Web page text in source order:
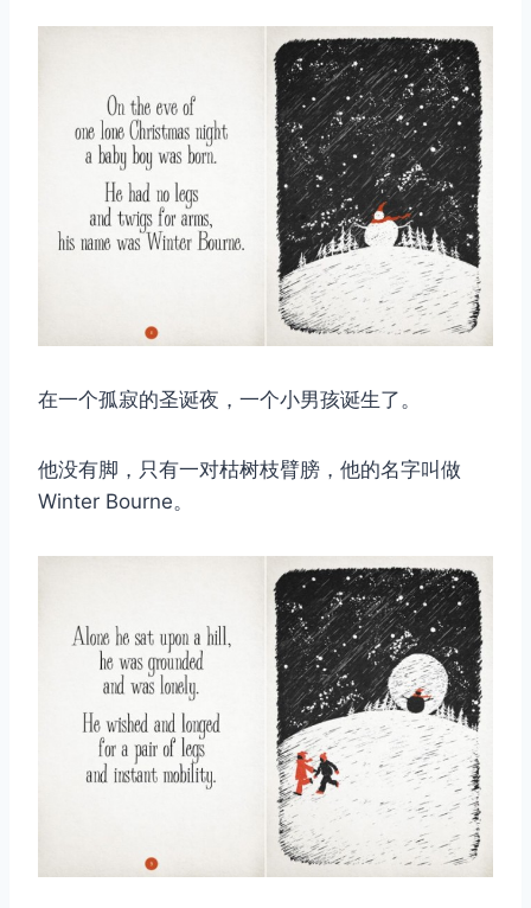
在一个孤寂的圣诞夜，一个小男孩诞生了。
他没有脚，只有一对枯树枝臂膀，他的名字叫做
Winter Bourne。